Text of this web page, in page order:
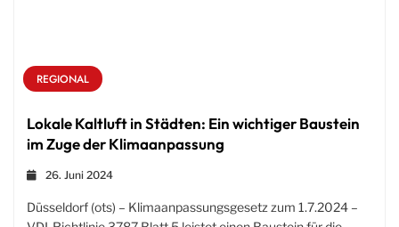
REGIONAL
Lokale Kaltluft in Städten: Ein wichtiger Baustein
im Zuge der Klimaanpassung
26. Juni 2024
Düsseldorf (ots) – Klimaanpassungsgesetz zum 1.7.2024 –